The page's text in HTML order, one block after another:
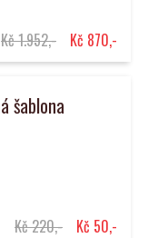
Kč 1.952,- Kč 870,-
šablona
Kč 220,- Kč 50,-